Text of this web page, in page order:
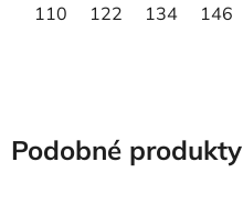
110 122 134 146
Podobné produkty